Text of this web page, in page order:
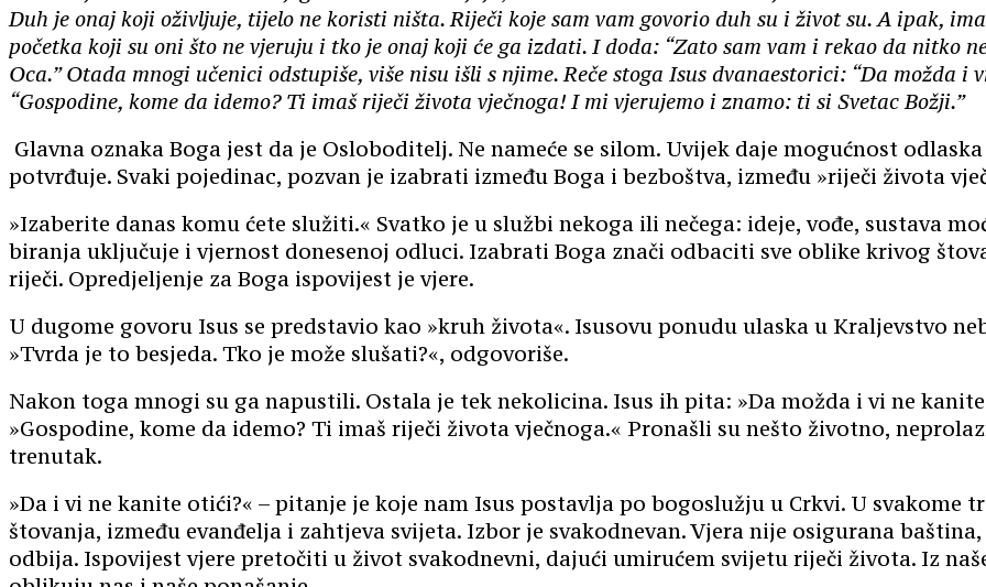
Duh je onaj koji oživljuje, tijelo ne koristi ništa. Riječi koje sam vam govorio duh su i život su. A ipak,
početka koji su oni što ne vjeruju i tko je onaj koji će ga izdati. I doda: “Zato sam vam i rekao da nitko
Oca.”Otada mnogi učenici odstupiše, više nisu išli s njime. Reče stoga Isus dvanaestorici: “Da možda i
“Gospodine, kome da idemo? Ti imaš riječi života vječnoga! I mi vjerujemo i znamo: ti si Svetac Božji.”
Glavna oznaka Boga jest da je Osloboditelj. Ne nameće se silom. Uvijek daje mogućnost
potvrđuje. Svaki pojedinac, pozvan je izabrati između Boga i bezboštva, između »riječi života
»Izaberite danas komu ćete služiti.« Svatko je u službi nekoga ili nečega: ideje, vođe, sustava
biranja uključuje i vjernost donesenoj odluci. Izabrati Boga znači odbaciti sve oblike krivog
riječi. Opredjeljenje za Boga ispovijest je vjere.
U dugome govoru Isus se predstavio kao »kruh života«. Isusovu ponudu ulaska u Kraljevstvo
»Tvrda je to besjeda. Tko je može slušati?«, odgovoriše.
Nakon toga mnogi su ga napustili. Ostala je tek nekolicina. Isus ih pita: »Da možda i vi ne
»Gospodine, kome da idemo? Ti imaš riječi života vječnoga.« Pronašli su nešto životno,
trenutak.
»Da i vi ne kanite otići?« – pitanje je koje nam Isus postavlja po bogoslužju u Crkvi. U svakome
štovanja, između evanđelja i zahtjeva svijeta. Izbor je svakodnevan. Vjera nije osigurana
odbija. Ispovijest vjere pretočiti u život svakodnevni, dajući umirućem svijetu riječi života. Iz